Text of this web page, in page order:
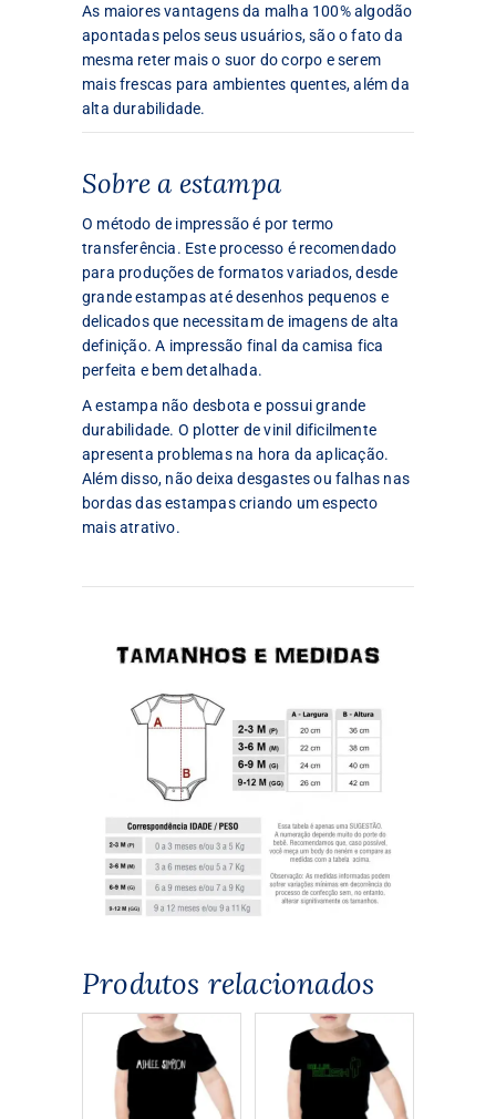
As maiores vantagens da malha 100% algodão
apontadas pelos seus usuários, são o fato da
mesma reter mais o suor do corpo e serem
mais frescas para ambientes quentes, além da
alta durabilidade.
Sobre a estampa
O método de impressão é por termo
transferência. Este processo é recomendado
para produções de formatos variados, desde
grande estampas até desenhos pequenos e
delicados que necessitam de imagens de alta
definição. A impressão final da camisa fica
perfeita e bem detalhada.
A estampa não desbota e possui grande
durabilidade. O plotter de vinil dificilmente
apresenta problemas na hora da aplicação.
Além disso, não deixa desgastes ou falhas nas
bordas das estampas criando um especto
mais atrativo.
Produtos relacionados